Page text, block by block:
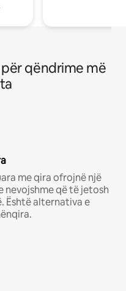
qëndrime më
me qira ofrojnë një
nevojshme që të jetosh
Është alternativa e